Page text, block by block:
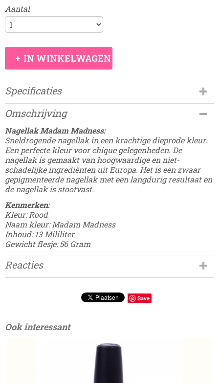
Aantal
IN WINKELWAGEN
Specificaties
Productcode
Damesdingetjes-544
Omschrijving
Nagellak Madam Madness:
Sneldrogende nagellak in een krachtige dieprode kleur.
Een perfecte kleur voor chique gelegenheden. De
nagellak is gemaakt van hoogwaardige en niet-
schadelijke ingrediënten uit Europa. Het is een zwaar
gepigmenteerde nagellak met een langdurig resultaat en
de nagellak is stootvast.
Kenmerken:
Kleur: Rood
Naam kleur: Madam Madness
Inhoud: 13 Mililiter
Gewicht flesje: 56 Gram
Reacties
Save
Ook interessant